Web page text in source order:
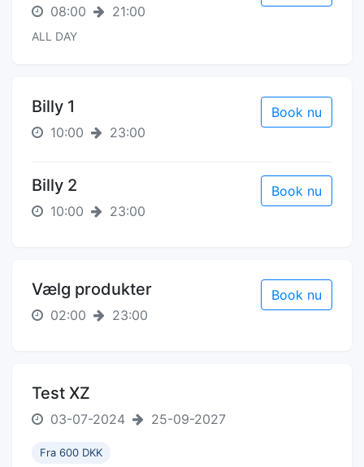
08:00 21:00
ALL DAY
Billy 1
10:00 23:00
Book nu
Billy 2
10:00 23:00
Book nu
Vælg produkter
02:00 23:00
Book nu
Test XZ
03-07-2024 25-09-2027
Fra 600 DKK